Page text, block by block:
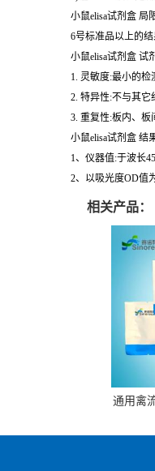
小鼠elisa试剂盒 局
6号标准品以上的
小鼠elisa试剂盒 试
1. 灵敏度:最小的检
2. 特异性:不与其它
3. 重复性:板内、板
小鼠elisa试剂盒 结
1、仪器值:于波长
2、以吸光度OD值
相关产品：
通用禽